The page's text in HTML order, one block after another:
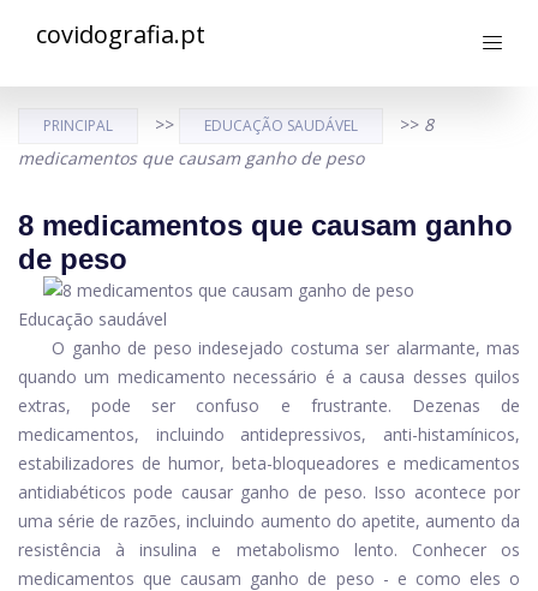
covidografia.pt
PRINCIPAL >> EDUCAÇÃO SAUDÁVEL >> 8
medicamentos que causam ganho de peso
8 medicamentos que causam ganho
de peso
Educação saudável
O ganho de peso indesejado costuma ser alarmante, mas
quando um medicamento necessário é a causa desses quilos
extras, pode ser confuso e frustrante. Dezenas de
medicamentos, incluindo antidepressivos, anti-histamínicos,
estabilizadores de humor, beta-bloqueadores e medicamentos
antidiabéticos pode causar ganho de peso. Isso acontece por
uma série de razões, incluindo aumento do apetite, aumento da
resistência à insulina e metabolismo lento. Conhecer os
medicamentos que causam ganho de peso - e como eles o